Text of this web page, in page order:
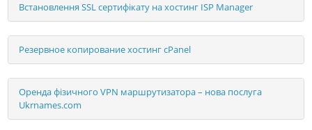
Встановлення SSL сертифікату на хостинг ISP Manager
Резервное копирование хостинг cPanel
Оренда фізичного VPN маршрутизатора – нова послуга
Ukrnames.com